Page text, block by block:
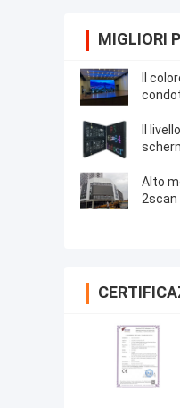
MIGLIORI
Il
Il
per la
Alto
2scan